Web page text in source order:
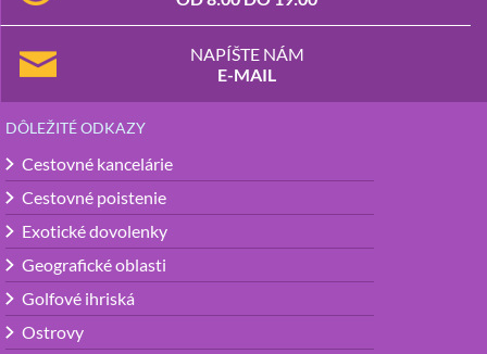
NAPÍŠTE NÁM
E-MAIL
DÔLEŽITÉ ODKAZY
Cestovné kancelárie
Cestovné poistenie
Exotické dovolenky
Geografické oblasti
Golfové ihriská
Ostrovy